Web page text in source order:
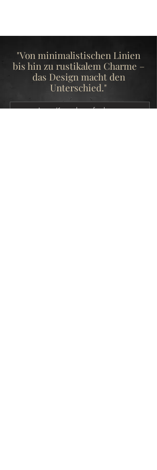
"Von minimalistischen Linien
bis hin zu rustikalem Charme –
das Design macht den
Unterschied."
Jetzt Kontakt aufnehmen